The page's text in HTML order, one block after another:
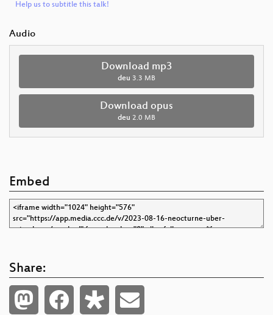
Help us to subtitle this talk!
Audio
Download mp3
deu 3.3 MB
Download opus
deu 2.0 MB
Embed
Share: